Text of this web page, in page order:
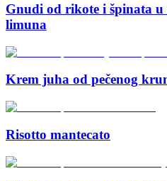
Gnudi od rikote i špinata
limuna
Krem juha od pečenog
Risotto mantecato